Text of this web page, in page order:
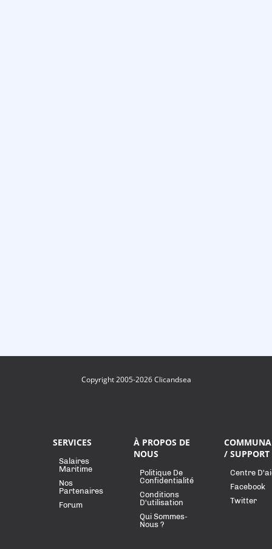
Copyright 2005-2026 Clicandsea
SERVICES
Salaires
Maritime
Nos
Partenaires
Forum
À PROPOS DE
NOUS
Politique De
Confidentialité
Conditions
D'utilisation
Qui Sommes-
Nous ?
/ SUPPORT
Centre
Facebook
Twitter